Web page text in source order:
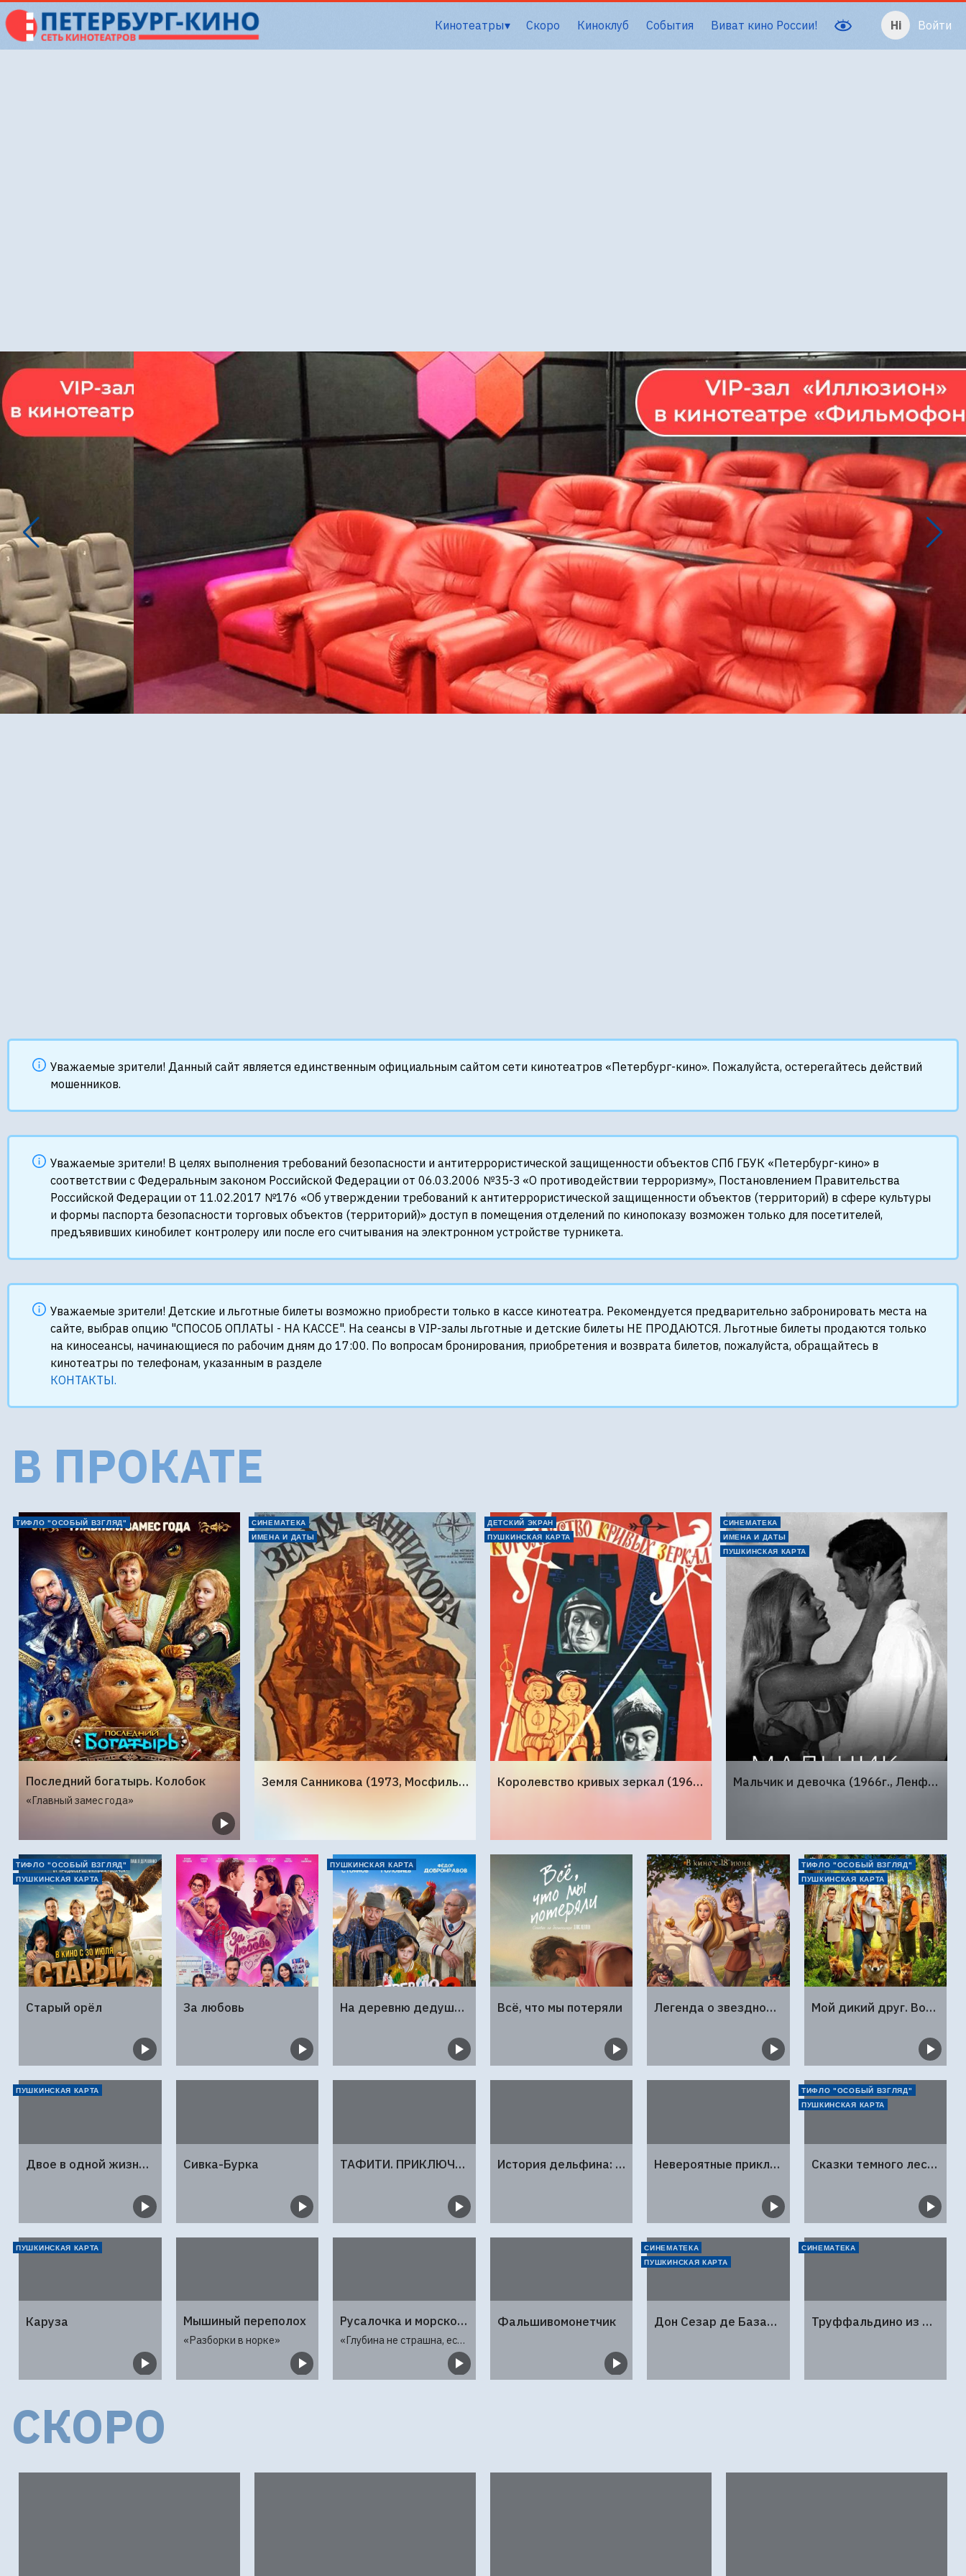
Кинотеатры Скоро Киноклуб События Виват кино России! Войти
Уважаемые зрители! Данный сайт является единственным официальным сайтом сети кинотеатров «Петербург-кино». Пожалуйста, остерегайтесь действий
мошенников.
Уважаемые зрители! В целях выполнения требований безопасности и антитеррористической защищенности объектов СПб ГБУК «Петербург-кино» в
соответствии с Федеральным законом Российской Федерации от 06.03.2006 №35-З «О противодействии терроризму», Постановлением Правительства
Российской Федерации от 11.02.2017 №176 «Об утверждении требований к антитеррористической защищенности объектов (территорий) в сфере культуры
и формы паспорта безопасности торговых объектов (территорий)» доступ в помещения отделений по кинопоказу возможен только для посетителей,
предъявивших кинобилет контролеру или после его считывания на электронном устройстве турникета.
Уважаемые зрители! Детские и льготные билеты возможно приобрести только в кассе кинотеатра. Рекомендуется предварительно забронировать места на
сайте, выбрав опцию "СПОСОБ ОПЛАТЫ - НА КАССЕ". На сеансы в VIP-залы льготные и детские билеты НЕ ПРОДАЮТСЯ. Льготные билеты продаются только
на киносеансы, начинающиеся по рабочим дням до 17:00. По вопросам бронирования, приобретения и возврата билетов, пожалуйста, обращайтесь в
кинотеатры по телефонам, указанным в разделе
КОНТАКТЫ.
В ПРОКАТЕ
ТИФЛО "ОСОБЫЙ ВЗГЛЯД"
Последний богатырь. Колобок
«Главный замес года»
СИНЕМАТЕКА
ИМЕНА И ДАТЫ
Земля Санникова (1973, Мосфильм)
ДЕТСКИЙ ЭКРАН
ПУШКИНСКАЯ КАРТА
Королевство кривых зеркал (1963г., Киностудия Горького)
СИНЕМАТЕКА
ИМЕНА И ДАТЫ
ПУШКИНСКАЯ КАРТА
Мальчик и девочка (1966г., Ленфильм)
ТИФЛО "ОСОБЫЙ ВЗГЛЯД"
ПУШКИНСКАЯ КАРТА
Старый орёл За любовь
ПУШКИНСКАЯ КАРТА
На деревню дедушке 2 Всё, что мы потеряли Легенда о звездной принцессе
ТИФЛО "ОСОБЫЙ ВЗГЛЯД"
ПУШКИНСКАЯ КАРТА
Мой дикий друг. Возвращение домой
ПУШКИНСКАЯ КАРТА
ТИФЛО "ОСОБЫЙ ВЗГЛЯД"
ПУШКИНСКАЯ КАРТА
ПУШКИНСКАЯ КАРТА
СИНЕМАТЕКА
СИНЕМАТЕКА